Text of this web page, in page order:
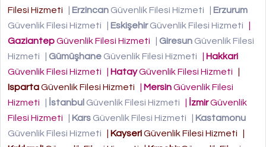
Filesi Hizmeti
Erzincan Güvenlik Filesi Hizmeti
Erzurum
Güvenlik Filesi Hizmeti
EskişehirGüvenlik Filesi Hizmeti
GaziantepGüvenlik Filesi Hizmeti Giresun Güvenlik Filesi
Hizmeti
Gümüşhane Güvenlik Filesi Hizmeti
Hakkari
Güvenlik Filesi Hizmeti
HatayGüvenlik Filesi Hizmeti
IspartaGüvenlik Filesi Hizmeti MersinGüvenlik Filesi
Hizmeti
İstanbul Güvenlik Filesi Hizmeti İzmirGüvenlik
Filesi Hizmeti
Kars Güvenlik Filesi Hizmeti
Kastamonu
Güvenlik Filesi Hizmeti
KayseriGüvenlik Filesi Hizmeti